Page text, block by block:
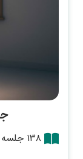
۱۳۸ جلسه